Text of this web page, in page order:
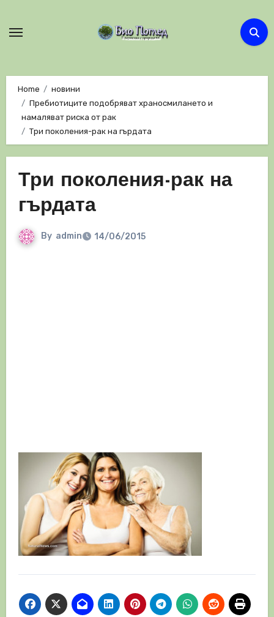
Home
новини
Пребиотиците подобряват храносмилането и
намаляват риска от рак
Три поколения-рак на гърдата
Три поколения-рак на
гърдата
By admin 14/06/2015